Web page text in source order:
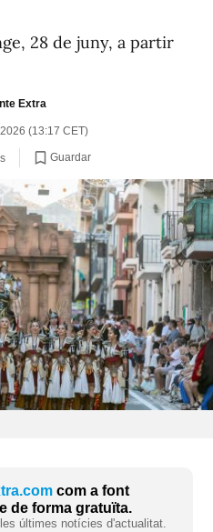
28 de juny, a partir
Extra
(13:17 CET)
Guardar
com a font
de forma gratuïta.
últimes notícies d'actualitat.